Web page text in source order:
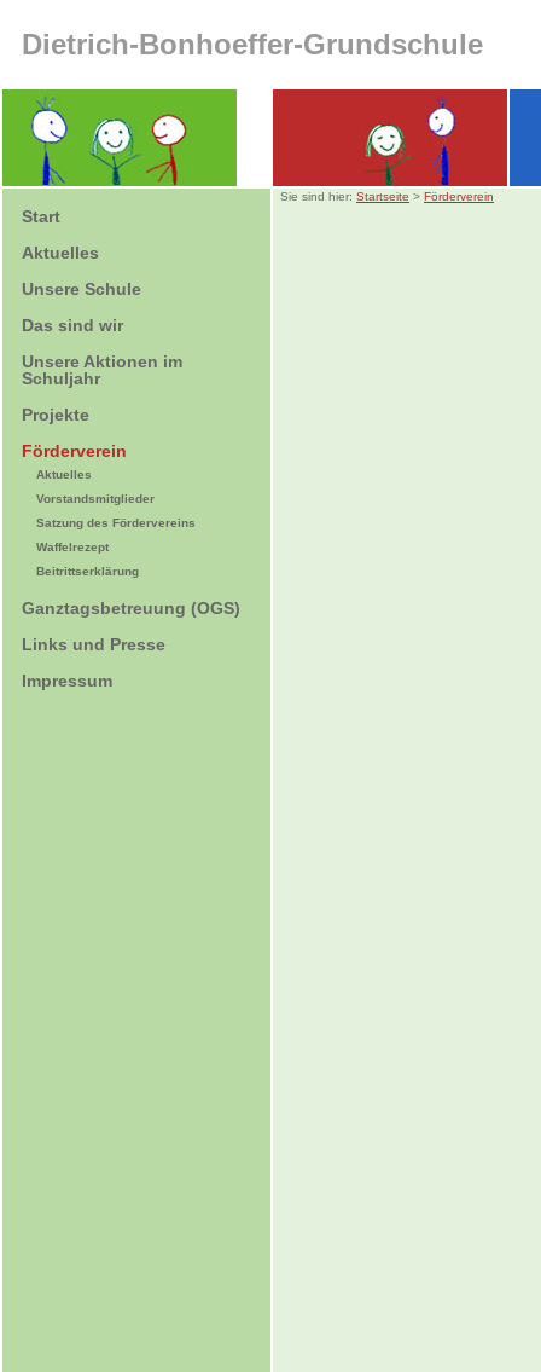
Dietrich-Bonhoeffer-Grundschule
Start
Aktuelles
Unsere Schule
Das sind wir
Unsere Aktionen im
Schuljahr
Projekte
Förderverein
Aktuelles
Vorstandsmitglieder
Satzung des Fördervereins
Waffelrezept
Beitrittserklärung
Ganztagsbetreuung (OGS)
Links und Presse
Impressum
Sie sind hier: Startseite > Förderverein